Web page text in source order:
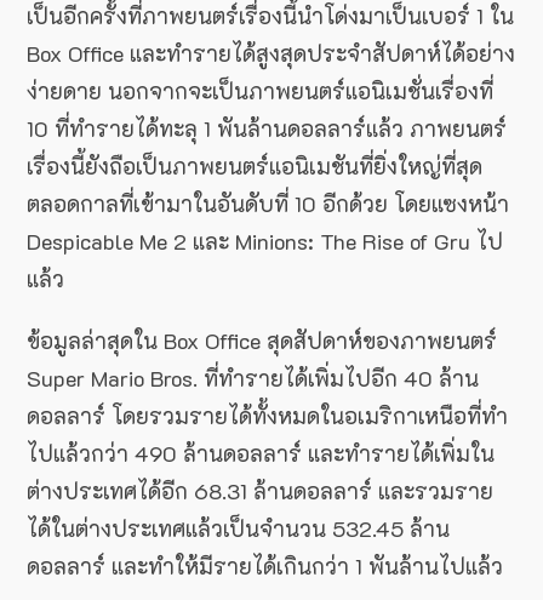
เป็นอีกครั้งที่ภาพยนตร์เรื่องนี้นำโด่งมาเป็นเบอร์ 1 ใน
Box Office และทำรายได้สูงสุดประจำสัปดาห์ได้อย่าง
ง่ายดาย นอกจากจะเป็นภาพยนตร์แอนิเมชั่นเรื่องที่
10 ที่ทำรายได้ทะลุ 1 พันล้านดอลลาร์แล้ว ภาพยนตร์
เรื่องนี้ยังถือเป็นภาพยนตร์แอนิเมชันที่ยิ่งใหญ่ที่สุด
ตลอดกาลที่เข้ามาในอันดับที่ 10 อีกด้วย โดยแซงหน้า
Despicable Me 2 และ Minions: The Rise of Gru ไป
แล้ว
ข้อมูลล่าสุดใน Box Office สุดสัปดาห์ของภาพยนตร์
Super Mario Bros. ที่ทำรายได้เพิ่มไปอีก 40 ล้าน
ดอลลาร์ โดยรวมรายได้ทั้งหมดในอเมริกาเหนือที่ทำ
ไปแล้วกว่า 490 ล้านดอลลาร์ และทำรายได้เพิ่มใน
ต่างประเทศได้อีก 68.31 ล้านดอลลาร์ และรวมราย
ได้ในต่างประเทศแล้วเป็นจำนวน 532.45 ล้าน
ดอลลาร์ และทำให้มีรายได้เกินกว่า 1 พันล้านไปแล้ว